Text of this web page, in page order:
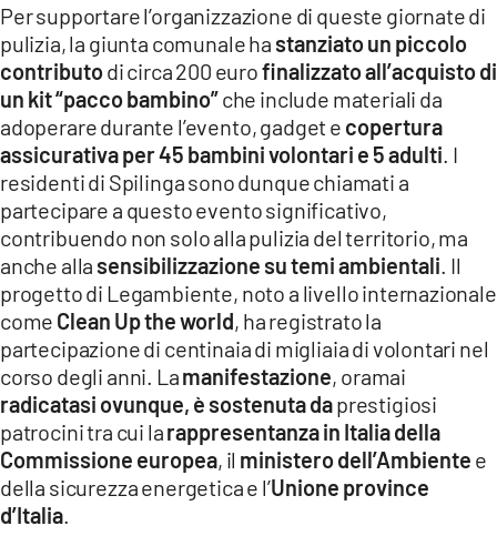
Per supportare l’organizzazione di queste giornate di
pulizia, la giunta comunale ha stanziato un piccolo
contributodi circa 200 eurofinalizzato all’acquisto di
un kit “pacco bambino”che include materiali da
adoperare durante l’evento, gadget e copertura
assicurativa per 45 bambini volontari e 5 adulti. I
residenti di Spilinga sono dunque chiamati a
partecipare a questo evento significativo,
contribuendo non solo alla pulizia del territorio, ma
anche alla sensibilizzazione su temi ambientali. Il
progetto di Legambiente, noto a livello internazionale
come Clean Up the world, ha registrato la
partecipazione di centinaia di migliaia di volontari nel
corso degli anni. Lamanifestazione, oramai
radicatasi ovunque, è sostenuta daprestigiosi
patrocini tra cui larappresentanza in Italia della
Commissione europea, il ministero dell’Ambiente e
della sicurezza energetica e l’Unione province
d’Italia.